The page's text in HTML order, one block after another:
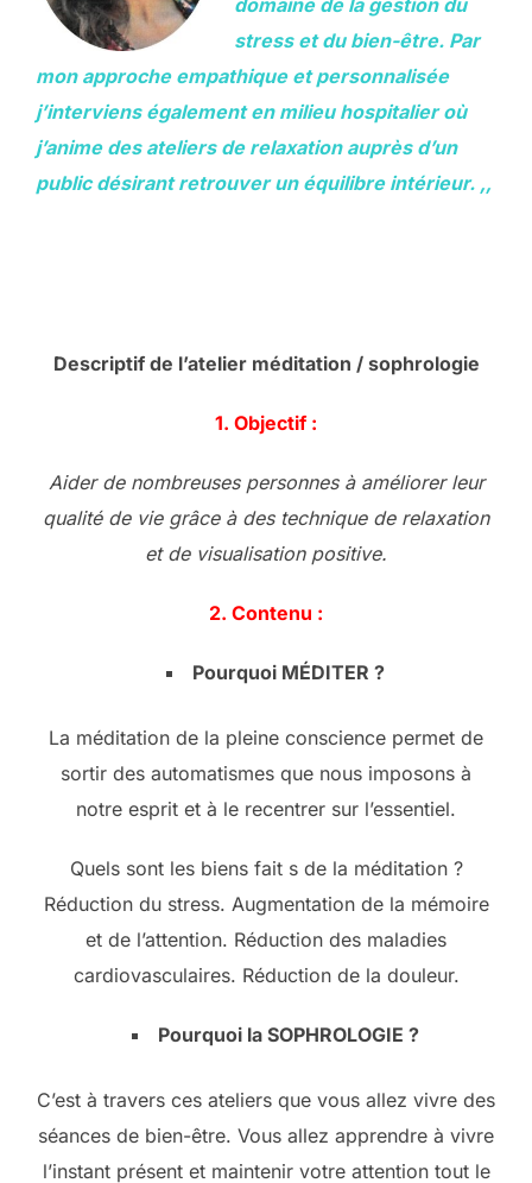
domaine de la gestion du
stress et du bien-être. Par
mon approche empathique et personnalisée
j’interviens également en milieu hospitalier où
j’anime des ateliers de relaxation auprès d’un
public désirant retrouver un équilibre intérieur. ,,
Descriptif de l’atelier méditation / sophrologie
1. Objectif :
Aider de nombreuses personnes à améliorer leur
qualité de vie grâce à des technique de relaxation
et de visualisation positive.
2. Contenu :
Pourquoi MÉDITER ?
La méditation de la pleine conscience permet de
sortir des automatismes que nous imposons à
notre esprit et à le recentrer sur l’essentiel.
Quels sont les biens fait s de la méditation ?
Réduction du stress. Augmentation de la mémoire
et de l’attention. Réduction des maladies
cardiovasculaires. Réduction de la douleur.
Pourquoi la SOPHROLOGIE ?
C’est à travers ces ateliers que vous allez vivre des
séances de bien-être. Vous allez apprendre à vivre
l’instant présent et maintenir votre attention tout le